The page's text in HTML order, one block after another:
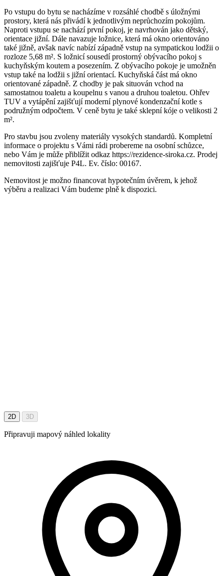
Po vstupu do bytu se nacházíme v rozsáhlé chodbě s úložnými
prostory, která nás přivádí k jednotlivým neprůchozím pokojům.
Naproti vstupu se nachází první pokoj, je navrhován jako dětský,
orientace jižní. Dále navazuje ložnice, která má okno orientováno
také jižně, avšak navíc nabízí západně vstup na sympatickou lodžii o
rozloze 5,68 m². S ložnicí sousedí prostorný obývacího pokoj s
kuchyňským koutem a posezením. Z obývacího pokoje je umožněn
vstup také na lodžii s jižní orientací. Kuchyňská část má okno
orientované západně. Z chodby je pak situován vchod na
samostatnou toaletu a koupelnu s vanou a druhou toaletou. Ohřev
TUV a vytápění zajišťují moderní plynové kondenzační kotle s
podružným odpočtem. V ceně bytu je také sklepní kóje o velikosti 2
m².
Pro stavbu jsou zvoleny materiály vysokých standardů. Kompletní
informace o projektu s Vámi rádi probereme na osobní schůzce,
nebo Vám je může přiblížit odkaz https://rezidence-siroka.cz. Prodej
nemovitosti zajišťuje P4L. Ev. číslo: 00167.
Nemovitost je možno financovat hypotečním úvěrem, k jehož
výběru a realizaci Vám budeme plně k dispozici.
2D 3D
Připravuji mapový náhled lokality